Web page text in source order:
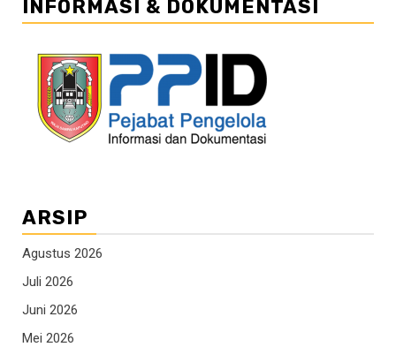
INFORMASI & DOKUMENTASI
ARSIP
Agustus 2026
Juli 2026
Juni 2026
Mei 2026